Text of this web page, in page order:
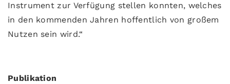
Instrument zur Verfügung stellen konnten, welches
in den kommenden Jahren hoffentlich von großem
Nutzen sein wird.“
Publikation